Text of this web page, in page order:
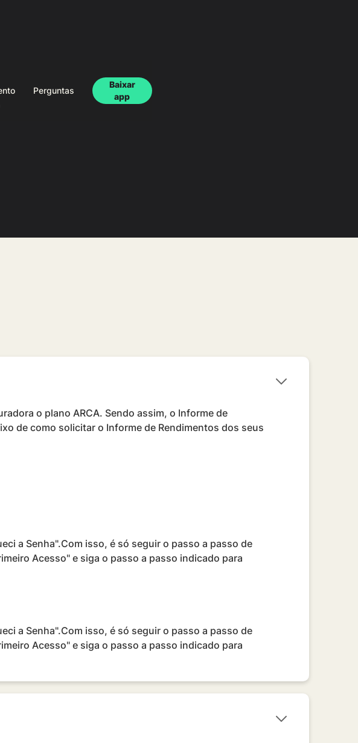
Perguntas
Baixar
app
o plano ARCA. Sendo assim, o Informe de
de como solicitar o Informe de Rendimentos dos seus
a Senha".Com isso, é só seguir o passo a passo de
Acesso" e siga o passo a passo indicado para
a Senha".Com isso, é só seguir o passo a passo de
Acesso" e siga o passo a passo indicado para